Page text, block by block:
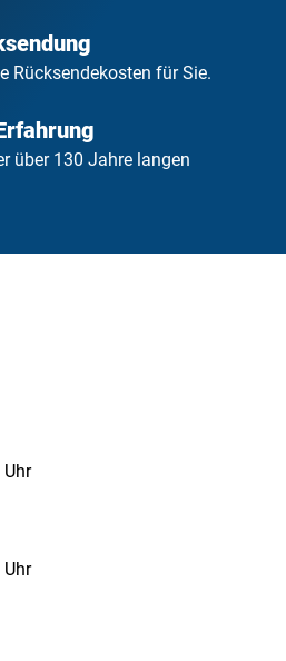
Rücksendekosten für Sie.
über 130 Jahre langen
Uhr
Uhr